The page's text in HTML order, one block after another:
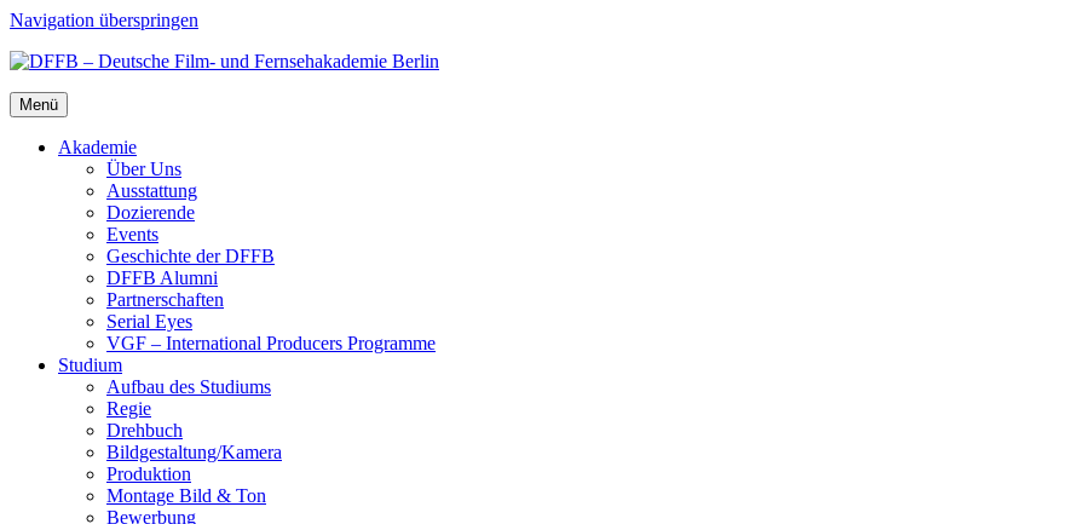
Navigation überspringen
Menü
Aka­de­mie
Über Uns
Aus­stat­tung
Dozie­ren­de
Events
Geschich­te der DFFB
DFFB Alum­ni
Part­ner­schaf­ten
Seri­al Eyes
VGF – Inter­na­tio­nal Pro­du­cers Pro­gram­me
Stu­di­um
Auf­bau des Stu­di­ums
Regie
Dreh­buch
Bildgestaltung/​​Kamera
Pro­duk­ti­on
Mon­ta­ge Bild & Ton
Bewer­bung